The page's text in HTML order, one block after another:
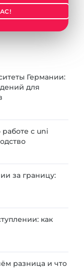
поступают
Германии:
для
с uni
за границу:
как
разница и что